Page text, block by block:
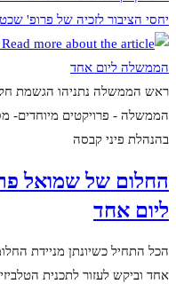
יחסי הציבור לזכיה של פרופ'
ראש הממשלה נתניהו הגשמת
הממשלה - פרויקטים מיוחדים-
בהנהלת פיני קבסה
החלום של שמואל
ליום אחד
הכל התחיל כשיונתן מניידת
אחד וביקש לעזור לתכנית